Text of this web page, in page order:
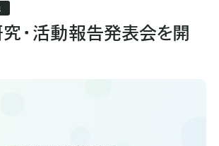
・活動報告発表会を開